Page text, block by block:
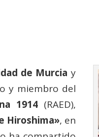
de Murcia y
y miembro del
1914(RAED),
Hiroshima», en